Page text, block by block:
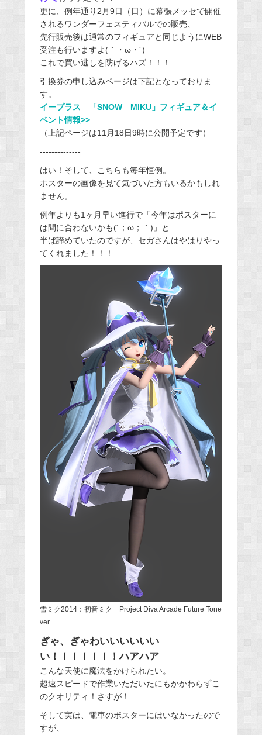
更に、例年通り2月9日（日）に幕張メッセで開催
されるワンダーフェスティバルでの販売、
先行販売後は通常のフィギュアと同じようにWEB
受注も行いますよ(｀・ω・´)
これで買い逃しを防げるハズ！！！
引換券の申し込みページは下記となっておりま
す。
イープラス 「SNOW MIKU」フィギュア＆イ
ベント情報>>
（上記ページは11月18日9時に公開予定です）
--------------
はい！そして、こちらも毎年恒例。
ポスターの画像を見て気づいた方もいるかもしれ
ません。
例年よりも1ヶ月早い進行で「今年はポスターに
は間に合わないかも(´；ω；｀)」と
半ば諦めていたのですが、セガさんはやはりやっ
てくれました！！！
雪ミク2014：初音ミク Project Diva Arcade Future Tone
ver.
ぎゃ、ぎゃわいいいいいい
い！！！！！！！ハアハア
こんな天使に魔法をかけられたい。
超速スピードで作業いただいたにもかかわらずこ
のクオリティ！さすが！
そして実は、電車のポスターにはいなかったので
すが、